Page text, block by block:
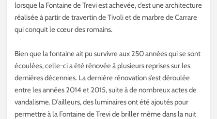
lorsque la Fontaine de Trevi est achevée, c’est une architecture
réalisée à partir de travertin de Tivoli et de marbre de Carrare
qui conquit le cœur des romains.
Bien que la fontaine ait pu survivre aux 250 années qui se sont
écoulées, celle-ci a été rénovée à plusieurs reprises sur les
dernières décennies. La dernière rénovation s’est déroulée
entre les années 2014 et 2015, suite à de nombreux actes de
vandalisme. D’ailleurs, des luminaires ont été ajoutés pour
permettre à la Fontaine de Trevi de briller même dans la nuit